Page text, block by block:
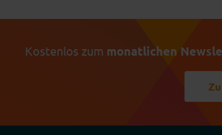
Kostenlos zum monatlichen